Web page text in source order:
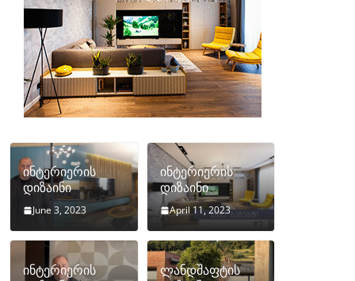
ინტერიერის
დიზაინი
June 3, 2023
ინტერიერის
დიზაინი
April 11, 2023
ინტერიერის
ლანდშაფტის